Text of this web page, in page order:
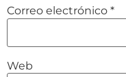
Correo electrónico *
Web